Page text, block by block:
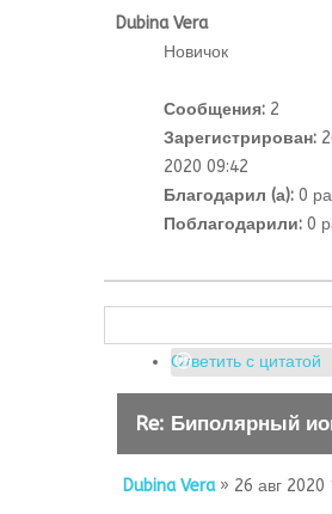
Dubina Vera
Новичок
Сообщения: 2
Зарегистрирован:
2020 09:42
Благодарил (а): 0
Поблагодарили: 0
Ответить с цитатой
Re: Биполярный
Dubina Vera» 26 авг 2020